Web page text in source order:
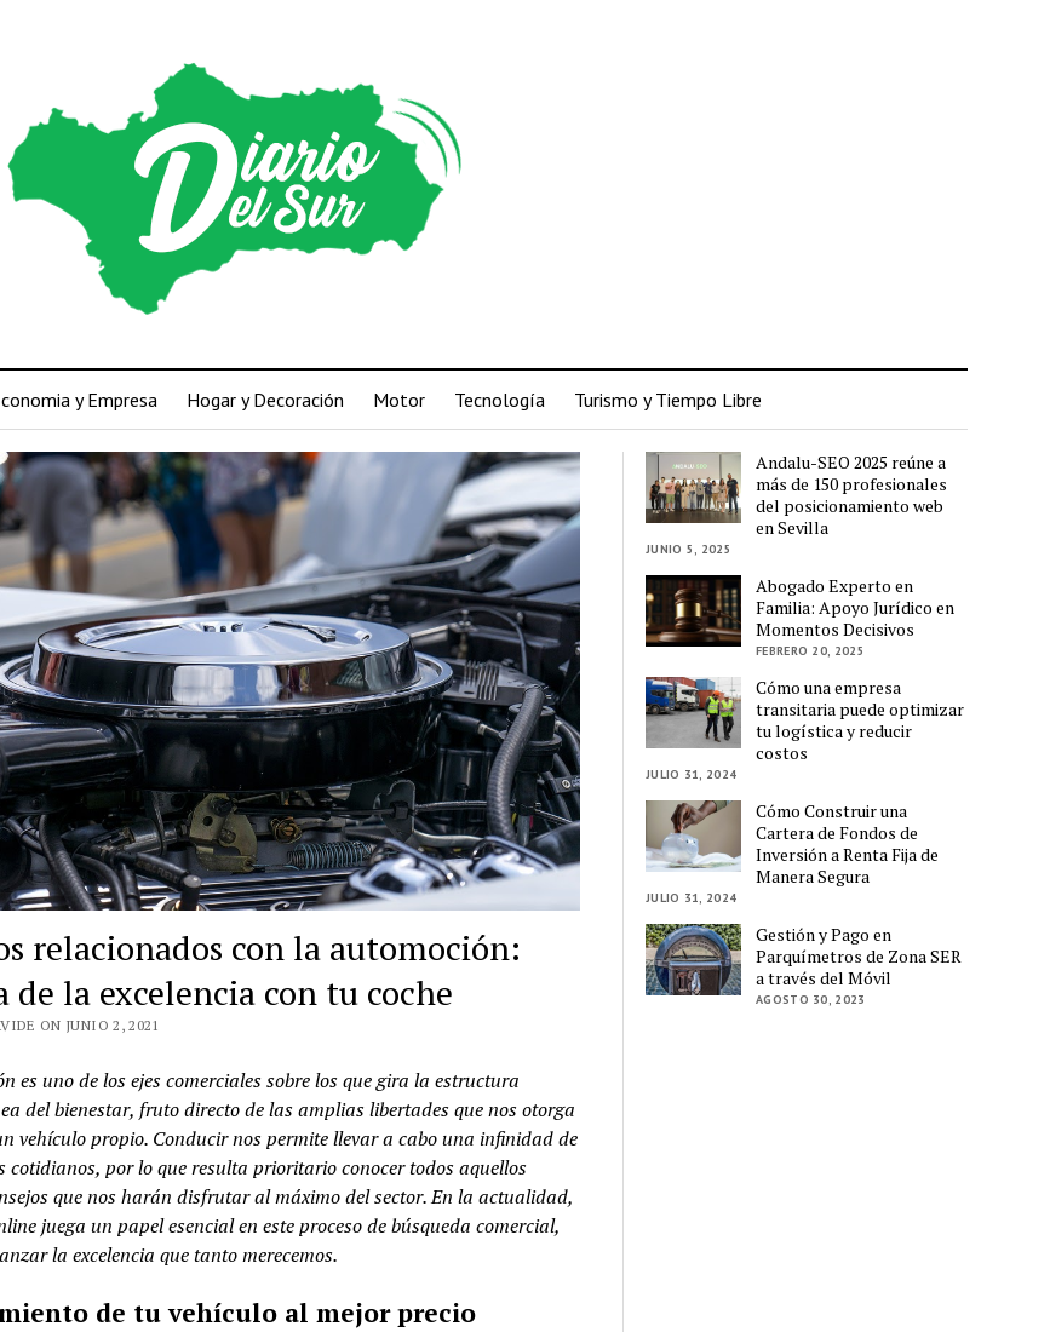
y Empresa Hogar y Decoración Motor Tecnología Turismo y Tiempo Libre
relacionados con la automoción:
de la excelencia con tu coche
ON JUNIO 2, 2021
es uno de los ejes comerciales sobre los que gira la estructura
del bienestar, fruto directo de las amplias libertades que nos otorga
vehículo propio. Conducir nos permite llevar a cabo una infinidad de
cotidianos, por lo que resulta prioritario conocer todos aquellos
que nos harán disfrutar al máximo del sector. En la actualidad,
juega un papel esencial en este proceso de búsqueda comercial,
la excelencia que tanto merecemos.
de tu vehículo al mejor precio
Andalu-SEO 2025 reúne a
más de 150 profesionales
del posicionamiento web
en Sevilla
JUNIO 5, 2025
Abogado Experto en
Familia: Apoyo Jurídico en
Momentos Decisivos
FEBRERO 20, 2025
Cómo una empresa
transitaria puede optimizar
tu logística y reducir
costos
JULIO 31, 2024
Cómo Construir una
Cartera de Fondos de
Inversión a Renta Fija de
Manera Segura
JULIO 31, 2024
Gestión y Pago en
Parquímetros de Zona SER
a través del Móvil
AGOSTO 30, 2023